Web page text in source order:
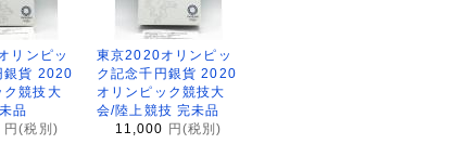
リンピッ
銀貨 2020
ク競技大
品
円(税別)
東京2020オリンピッ
ク記念千円銀貨 2020
オリンピック競技大
会/陸上競技 完未品
11,000 円(税別)